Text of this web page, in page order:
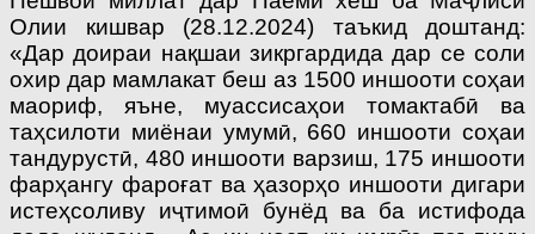
Олии кишвар (28.12.2024) таъкид доштанд:
«Дар доираи нақшаи зикргардида дар се соли
охир дар мамлакат беш аз 1500 иншооти соҳаи
маориф, яъне, муассисаҳои томактабӣ ва
таҳсилоти миёнаи умумӣ, 660 иншооти соҳаи
тандурустӣ, 480 иншооти варзиш, 175 иншооти
фарҳангу фароғат ва ҳазорҳо иншооти дигари
истеҳсоливу иҷтимоӣ бунёд ва ба истифода